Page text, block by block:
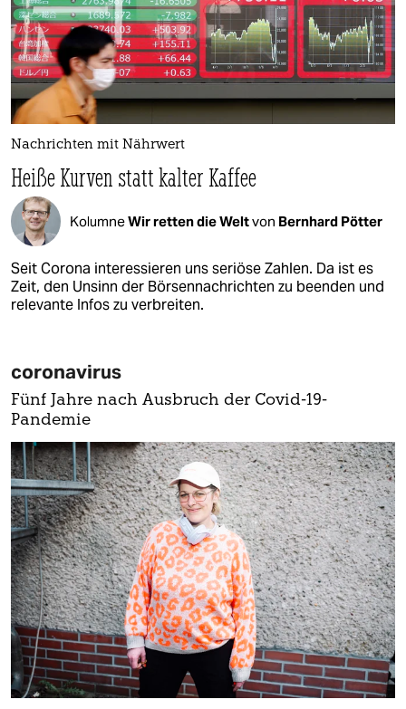
Nachrichten mit Nährwert
Heiße Kurven statt kalter Kaffee
KolumneWir retten die Weltvon Bernhard Pötter
Seit Corona interessieren uns seriöse Zahlen. Da ist es
Zeit, den Unsinn der Börsennachrichten zu beenden und
relevante Infos zu verbreiten.
coronavirus
Fünf Jahre nach Ausbruch der Covid-19-
Pandemie